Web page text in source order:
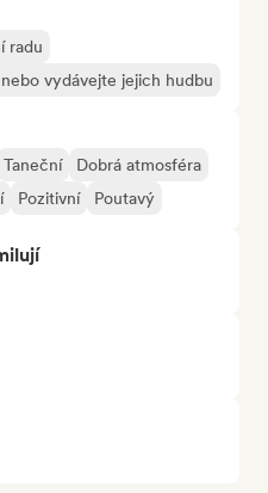
radu
vydávejte jejich hudbu
Taneční
Dobrá atmosféra
Pozitivní Poutavý